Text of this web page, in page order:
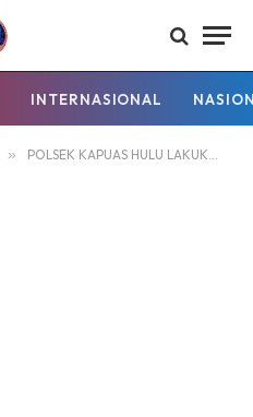
INTERNASIONAL
» POLSEK KAPUAS HULU LAKUKAN SOSIALISASI BAHAYA DAN DAMPAK KARHUTLA